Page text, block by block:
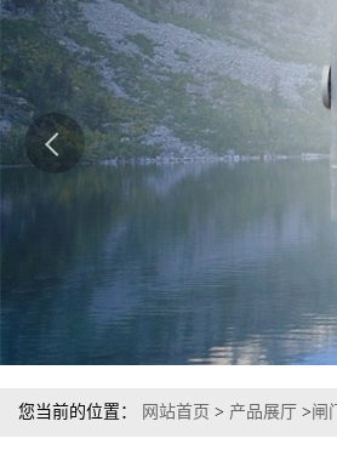
您当前的位置： 网站首页 > 产品展厅 >闸门